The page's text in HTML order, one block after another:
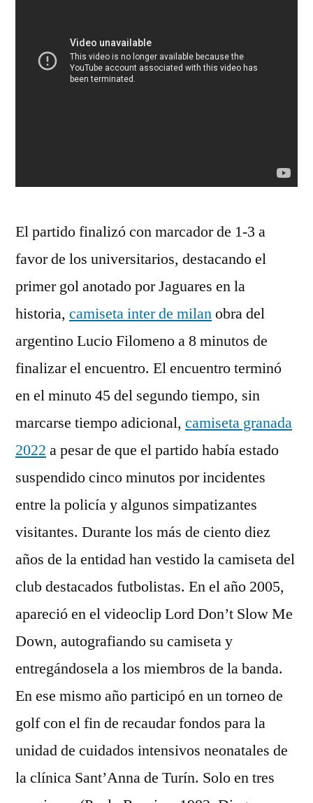
El partido finalizó con marcador de 1-3 a
favor de los universitarios, destacando el
primer gol anotado por Jaguares en la
historia, camiseta inter de milanobra del
argentino Lucio Filomeno a 8 minutos de
finalizar el encuentro. El encuentro terminó
en el minuto 45 del segundo tiempo, sin
marcarse tiempo adicional, camiseta granada
2022 a pesar de que el partido había estado
suspendido cinco minutos por incidentes
entre la policía y algunos simpatizantes
visitantes. Durante los más de ciento diez
años de la entidad han vestido la camiseta del
club destacados futbolistas. En el año 2005,
apareció en el videoclip Lord Don’t Slow Me
Down, autografiando su camiseta y
entregándosela a los miembros de la banda.
En ese mismo año participó en un torneo de
golf con el fin de recaudar fondos para la
unidad de cuidados intensivos neonatales de
la clínica Sant’Anna de Turín. Solo en tres